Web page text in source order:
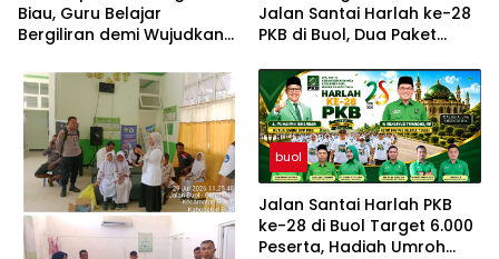
Biau, Guru Belajar
Bergiliran demi Wujudkan
Berkualitas
Jalan Santai Harlah ke-28
PKB di Buol, Dua Paket
Jadi Rebutan
buol
Jalan Santai Harlah PKB
ke-28 di Buol Target 6.000
Peserta, Hadiah Umroh